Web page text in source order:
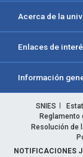
Acerca de la
Enlaces de
Información
SNIES
Reglamento
Resolución de
NOTIFICACIONES